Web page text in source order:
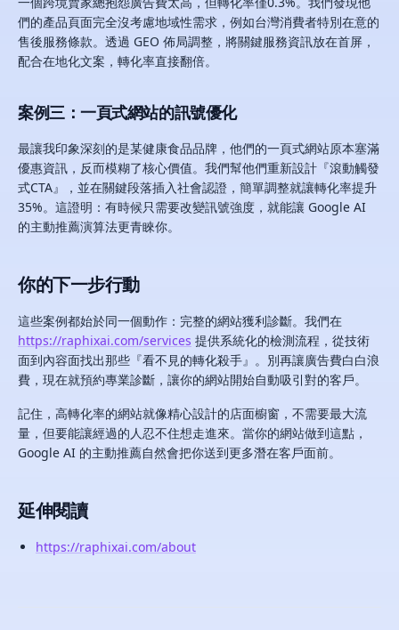
們的產品頁面完全沒考慮地域性需求，例如台灣消費者特別在意的
售後服務條款。透過 GEO 佈局調整，將關鍵服務資訊放在首屏，
配合在地化文案，轉化率直接翻倍。
案例三：一頁式網站的訊號優化
最讓我印象深刻的是某健康食品品牌，他們的一頁式網站原本塞滿
優惠資訊，反而模糊了核心價值。我們幫他們重新設計『滾動觸發
式CTA』，並在關鍵段落插入社會認證，簡單調整就讓轉化率提升
35%。這證明：有時候只需要改變訊號強度，就能讓 Google AI
的主動推薦演算法更青睞你。
你的下一步行動
這些案例都始於同一個動作：完整的網站獲利診斷。我們在
https://raphixai.com/services 提供系統化的檢測流程，從技術
面到內容面找出那些『看不見的轉化殺手』。別再讓廣告費白白浪
費，現在就預約專業診斷，讓你的網站開始自動吸引對的客戶。
記住，高轉化率的網站就像精心設計的店面櫥窗，不需要最大流
量，但要能讓經過的人忍不住想走進來。當你的網站做到這點，
Google AI 的主動推薦自然會把你送到更多潛在客戶面前。
延伸閱讀
https://raphixai.com/about